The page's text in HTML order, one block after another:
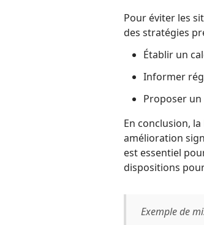
Pour éviter les
des stratégies
Établir un
Informer
Proposer
En conclusion, la
amélioration
est essentiel
dispositions
Exemple de